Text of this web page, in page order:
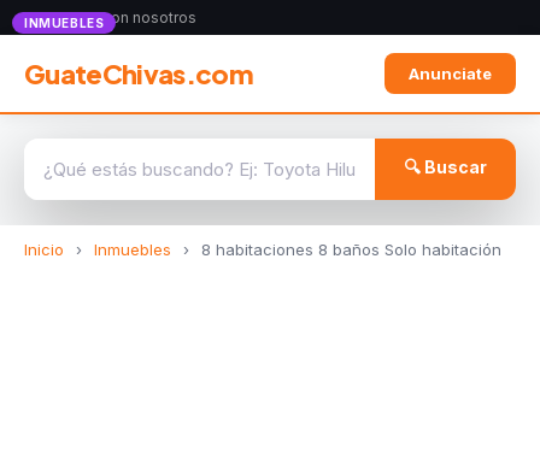
Anunciate con nosotros
GuateChivas.com Anunciate
🔍 Buscar
Inicio › Inmuebles › 8 habitaciones 8 baños Solo habitación
INMUEBLES